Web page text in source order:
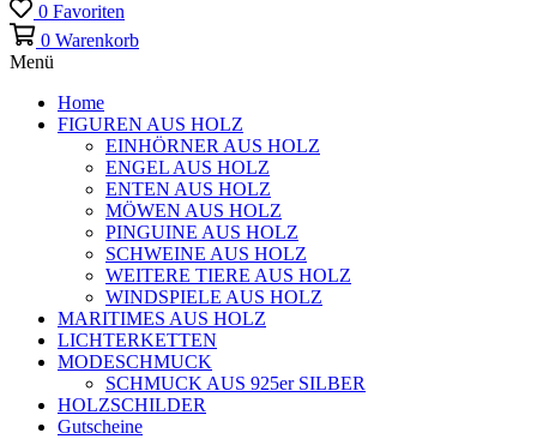
0 Favoriten
0 Warenkorb
Menü
Home
FIGUREN AUS HOLZ
EINHÖRNER AUS HOLZ
ENGEL AUS HOLZ
ENTEN AUS HOLZ
MÖWEN AUS HOLZ
PINGUINE AUS HOLZ
SCHWEINE AUS HOLZ
WEITERE TIERE AUS HOLZ
WINDSPIELE AUS HOLZ
MARITIMES AUS HOLZ
LICHTERKETTEN
MODESCHMUCK
SCHMUCK AUS 925er SILBER
HOLZSCHILDER
Gutscheine